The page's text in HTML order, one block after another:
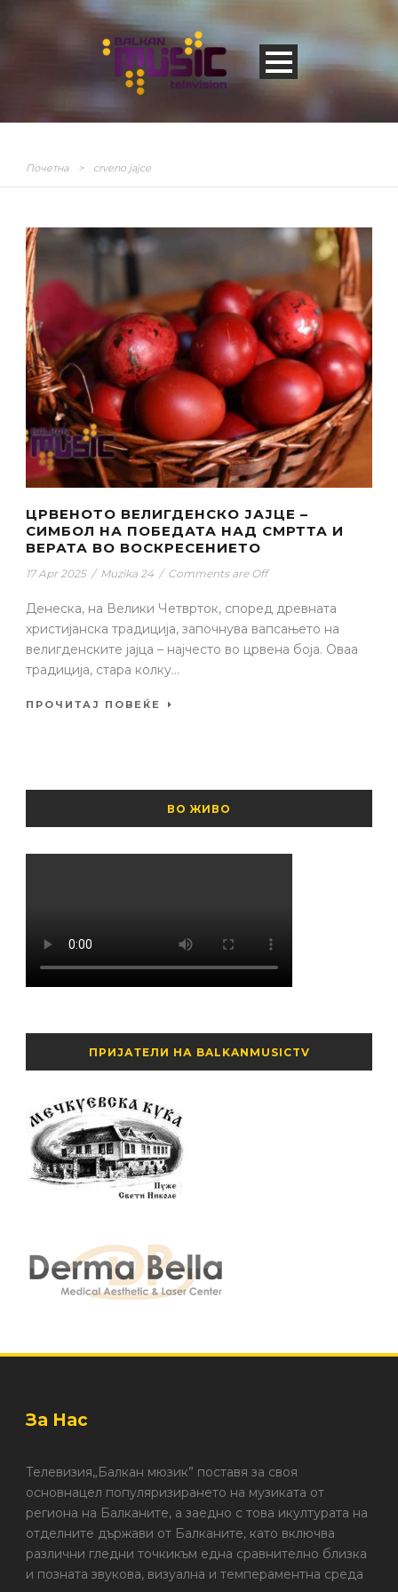
Почетна > crveno jajce
ЦРВЕНОТО ВЕЛИГДЕНСКО ЈАЈЦЕ –
СИМБОЛ НА ПОБЕДАТА НАД СМРТТА И
ВЕРАТА ВО ВОСКРЕСЕНИЕТО
17 Apr 2025 / Muzika 24 / Comments are Off
Денеска, на Велики Четврток, според древната
христијанска традиција, започнува вапсањето на
велигденските јајца – најчесто во црвена боја. Оваа
традиција, стара колку...
ПРОЧИТАЈ ПОВЕЌЕ
ВО ЖИВО
ПРИЈАТЕЛИ НА BALKANMUSICTV
За Нас
Телевизия„Балкан мюзик” поставя за своя
основнацел популяризирането на музиката от
региона на Балканите, а заедно с това икултурата на
отделните държави от Балканите, като включва
различни гледни точкикъм една сравнително близка
и позната звукова, визуална и темпераментна среда